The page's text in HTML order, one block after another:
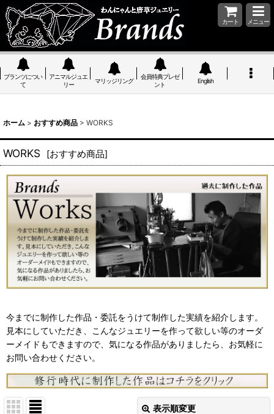
カート メニュー
ブランツについ
て
アニマルジュエ
リー
マリッジリング
会員特典プレゼ
ント
English
ホーム > おすすめ商品 > WORKS
WORKS [おすすめ商品]
今までに制作した作品・委託をうけて制作した実績を紹介します。
見本にしていただき、こんなジュエリーを作って欲しい等のオーダ
ーメイドもできますので、気になる作品がありましたら、お気軽に
お問い合わせください。
表示順変更